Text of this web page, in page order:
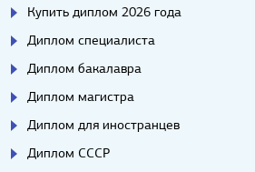
Купить диплом 2026 года
Диплом специалиста
Диплом бакалавра
Диплом магистра
Диплом для иностранцев
Диплом СССР